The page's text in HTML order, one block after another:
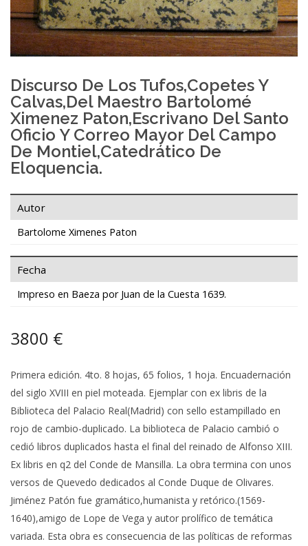
Discurso De Los Tufos,copetes Y
Calvas,del Maestro Bartolomé
Ximenez Paton,escrivano Del Santo
Oficio Y Correo Mayor Del Campo
De Montiel,catedrático De
Eloquencia.
Autor
Bartolome Ximenes Paton
Fecha
Impreso en Baeza por Juan de la Cuesta 1639.
3800 €
Primera edición. 4to. 8 hojas, 65 folios, 1 hoja. Encuadernación
del siglo XVIII en piel moteada. Ejemplar con ex libris de la
Biblioteca del Palacio Real(Madrid) con sello estampillado en
rojo de cambio-duplicado. La biblioteca de Palacio cambió o
cedió libros duplicados hasta el final del reinado de Alfonso XIII.
Ex libris en q2 del Conde de Mansilla. La obra termina con unos
versos de Quevedo dedicados al Conde Duque de Olivares.
Jiménez Patón fue gramático,humanista y retórico.(1569-
1640),amigo de Lope de Vega y autor prolífico de temática
variada. Esta obra es consecuencia de las políticas de reformas